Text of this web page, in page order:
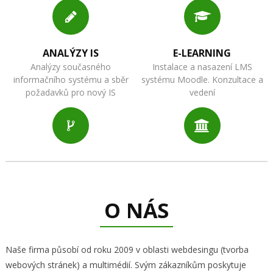
ANALÝZY IS
Analýzy současného
informačního systému a sběr
požadavků pro nový IS
E-LEARNING
Instalace a nasazení LMS
systému Moodle. Konzultace a
vedení
O NÁS
Naše firma působí od roku 2009 v oblasti webdesingu (tvorba
webových stránek) a multimédií. Svým zákazníkům poskytuje